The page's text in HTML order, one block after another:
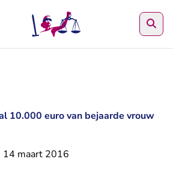
10.000 euro van bejaarde vrouw
14 maart 2016